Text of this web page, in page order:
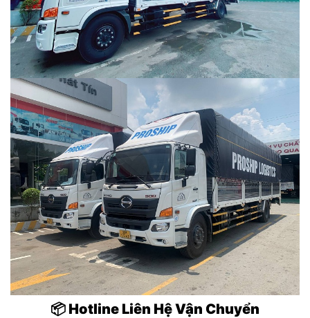
📦 Hotline Liên Hệ Vận Chuyển